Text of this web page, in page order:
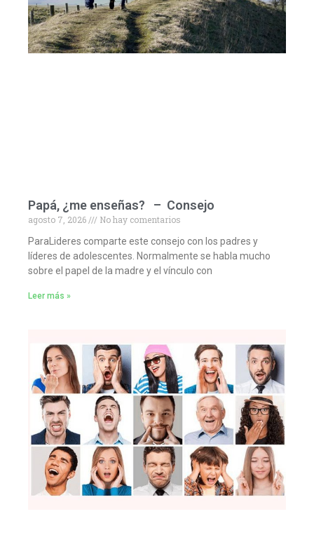
Papá, ¿me enseñas? – Consejo
agosto 7, 2026
No hay comentarios
ParaLideres comparte este consejo con los padres y
líderes de adolescentes. Normalmente se habla mucho
sobre el papel de la madre y el vínculo con
Leer más »